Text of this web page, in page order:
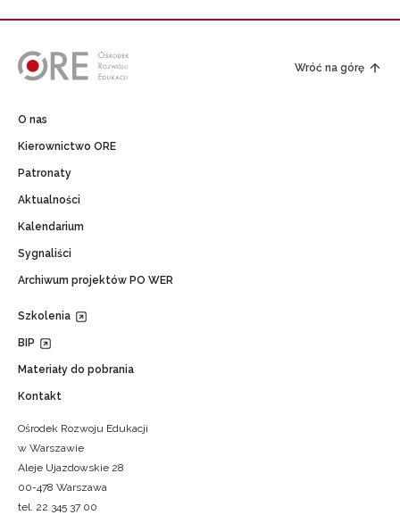
Wróć na górę
O nas
Kierownictwo ORE
Patronaty
Aktualności
Kalendarium
Sygnaliści
Archiwum projektów PO WER
Szkolenia
BIP
Materiały do pobrania
Kontakt
Ośrodek Rozwoju Edukacji
w Warszawie
Aleje Ujazdowskie 28
00-478 Warszawa
tel. 22 345 37 00